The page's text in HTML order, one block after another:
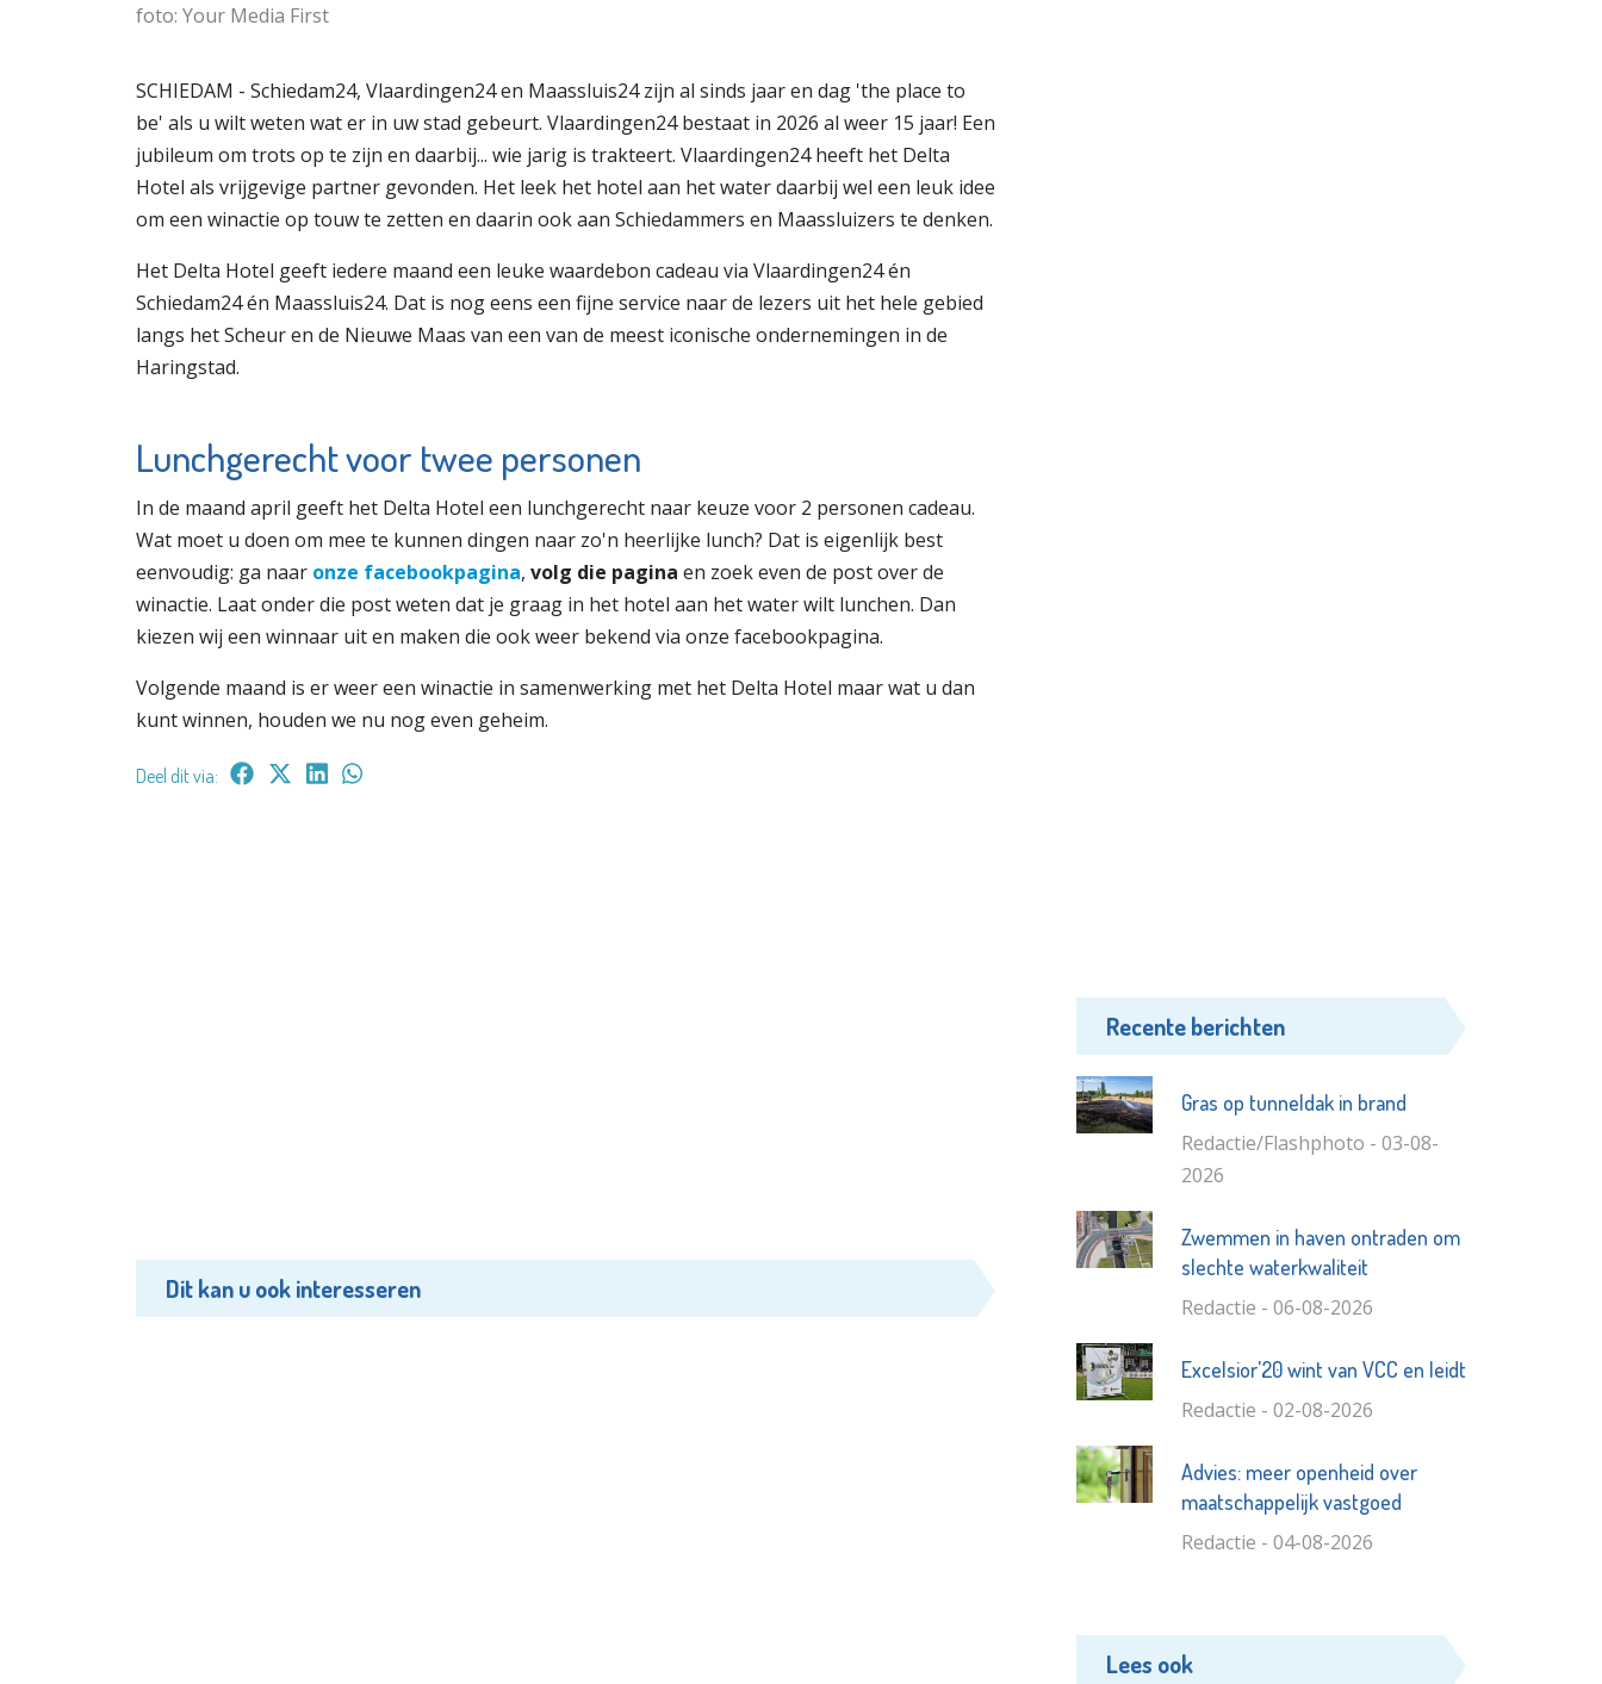
foto: Your Media First
SCHIEDAM - Schiedam24, Vlaardingen24 en Maassluis24 zijn al sinds jaar en dag 'the place to
be' als u wilt weten wat er in uw stad gebeurt. Vlaardingen24 bestaat in 2026 al weer 15 jaar! Een
jubileum om trots op te zijn en daarbij... wie jarig is trakteert. Vlaardingen24 heeft het Delta
Hotel als vrijgevige partner gevonden. Het leek het hotel aan het water daarbij wel een leuk idee
om een winactie op touw te zetten en daarin ook aan Schiedammers en Maassluizers te denken.
Het Delta Hotel geeft iedere maand een leuke waardebon cadeau via Vlaardingen24 én
Schiedam24 én Maassluis24. Dat is nog eens een fijne service naar de lezers uit het hele gebied
langs het Scheur en de Nieuwe Maas van een van de meest iconische ondernemingen in de
Haringstad.
Lunchgerecht voor twee personen
In de maand april geeft het Delta Hotel een lunchgerecht naar keuze voor 2 personen cadeau.
Wat moet u doen om mee te kunnen dingen naar zo'n heerlijke lunch? Dat is eigenlijk best
eenvoudig: ga naar onze facebookpagina, volg die pagina en zoek even de post over de
winactie. Laat onder die post weten dat je graag in het hotel aan het water wilt lunchen. Dan
kiezen wij een winnaar uit en maken die ook weer bekend via onze facebookpagina.
Volgende maand is er weer een winactie in samenwerking met het Delta Hotel maar wat u dan
kunt winnen, houden we nu nog even geheim.
Deel dit via:
Dit kan u ook interesseren
Recente berichten
Gras op tunneldak in brand
Redactie/Flashphoto - 03-08-
2026
Zwemmen in haven ontraden om
slechte waterkwaliteit
Redactie - 06-08-2026
Excelsior'20 wint van VCC en leidt
Redactie - 02-08-2026
Advies: meer openheid over
maatschappelijk vastgoed
Redactie - 04-08-2026
Lees ook